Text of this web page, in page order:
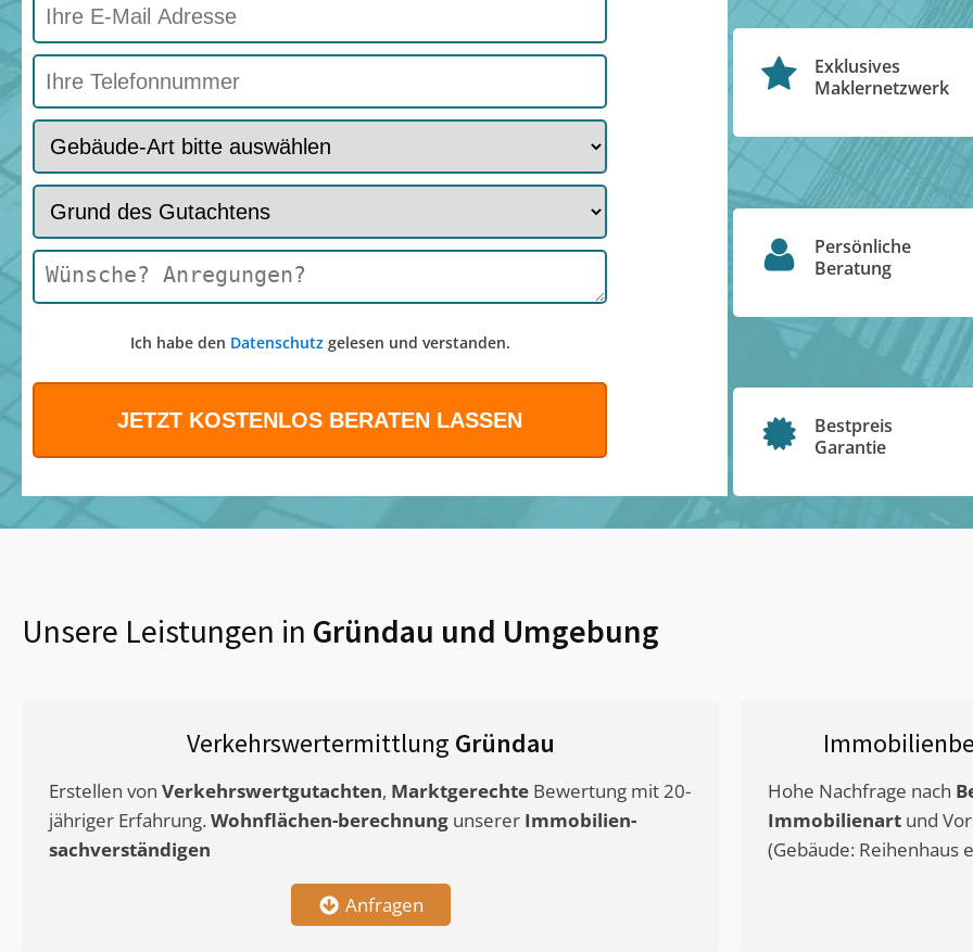
Ich habe den Datenschutzgelesen und verstanden.
Exklusives
Maklernetzwerk
Persönliche
Beratung
Bestpreis
Garantie
Unsere Leistungen in Gründau und Umgebung
Verkehrswertermittlung Gründau
Erstellen von Verkehrswertgutachten, Marktgerechte Bewertung mit 20-
jähriger Erfahrung. Wohnflächen-berechnung unserer Immobilien-
sachverständigen
Anfragen
Hohe Nachfrage nach
Immobilienart und
(Gebäude: Reihenhaus